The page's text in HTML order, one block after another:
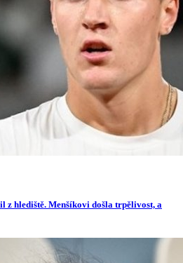
z hlediště. Menšíkovi došla trpělivost, a